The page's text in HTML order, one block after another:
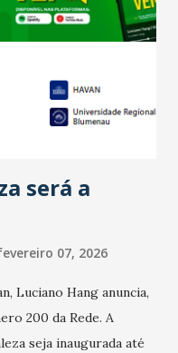
de 2025, 40% dos
lucro e outros 40%
o percentual de
19%, pouco abaixo
1% não existiam em
faturamento também
será a
07, 2026
Luciano Hang anuncia,
200 da Rede. A
seja inaugurada até